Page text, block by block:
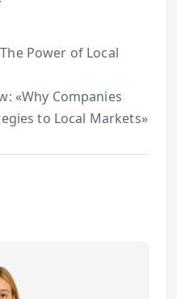
Power of Local
«Why Companies
to Local Markets»